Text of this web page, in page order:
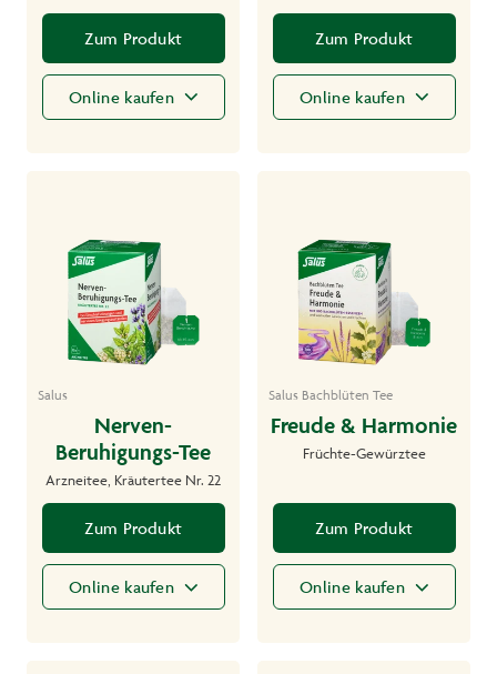
Zum Produkt
Online kaufen
Zum Produkt
Online kaufen
Salus
Nerven-
Beruhigungs-Tee
Arzneitee, Kräutertee Nr. 22
Zum Produkt
Online kaufen
Salus Bachblüten Tee
Freude & Harmonie
Früchte-Gewürztee
Zum Produkt
Online kaufen